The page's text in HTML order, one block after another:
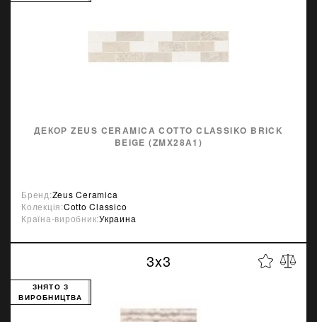
ДЕКОР ZEUS CERAMICA COTTO CLASSIKO BRICK
BEIGE (ZMX28A1)
Бренд:Zeus Ceramica
Колекція:Cotto Classico
Країна-виробник:Украина
3x3
ЗНЯТО З
ВИРОБНИЦТВА